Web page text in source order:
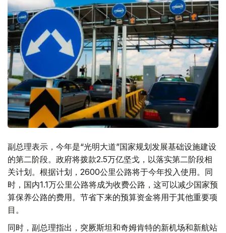
副总理表示，今年是“光明大道”国家规划发展基础设施建设
的第二阶段。政府将拨款2.5万亿坚戈，以落实第二阶段相
关计划。根据计划，2600公里公路将于今年投入使用。同
时，国内1.1万公里公路将成为收费公路，这可以减少国家预
算保养公路的费用。节省下来的预算资金将用于其他重要项
目。
同时，副总理指出，突厥斯坦和奇姆肯特的新机场和新航站